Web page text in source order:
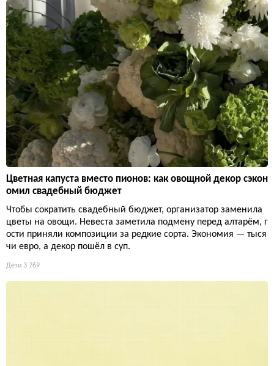
Цветная капуста вместо пионов: как овощной декор сэкон
омил свадебный бюджет
Чтобы сократить свадебный бюджет, организатор заменила
цветы на овощи. Невеста заметила подмену перед алтарём, г
ости приняли композиции за редкие сорта. Экономия — тыся
чи евро, а декор пошёл в суп.
Дети 3 769